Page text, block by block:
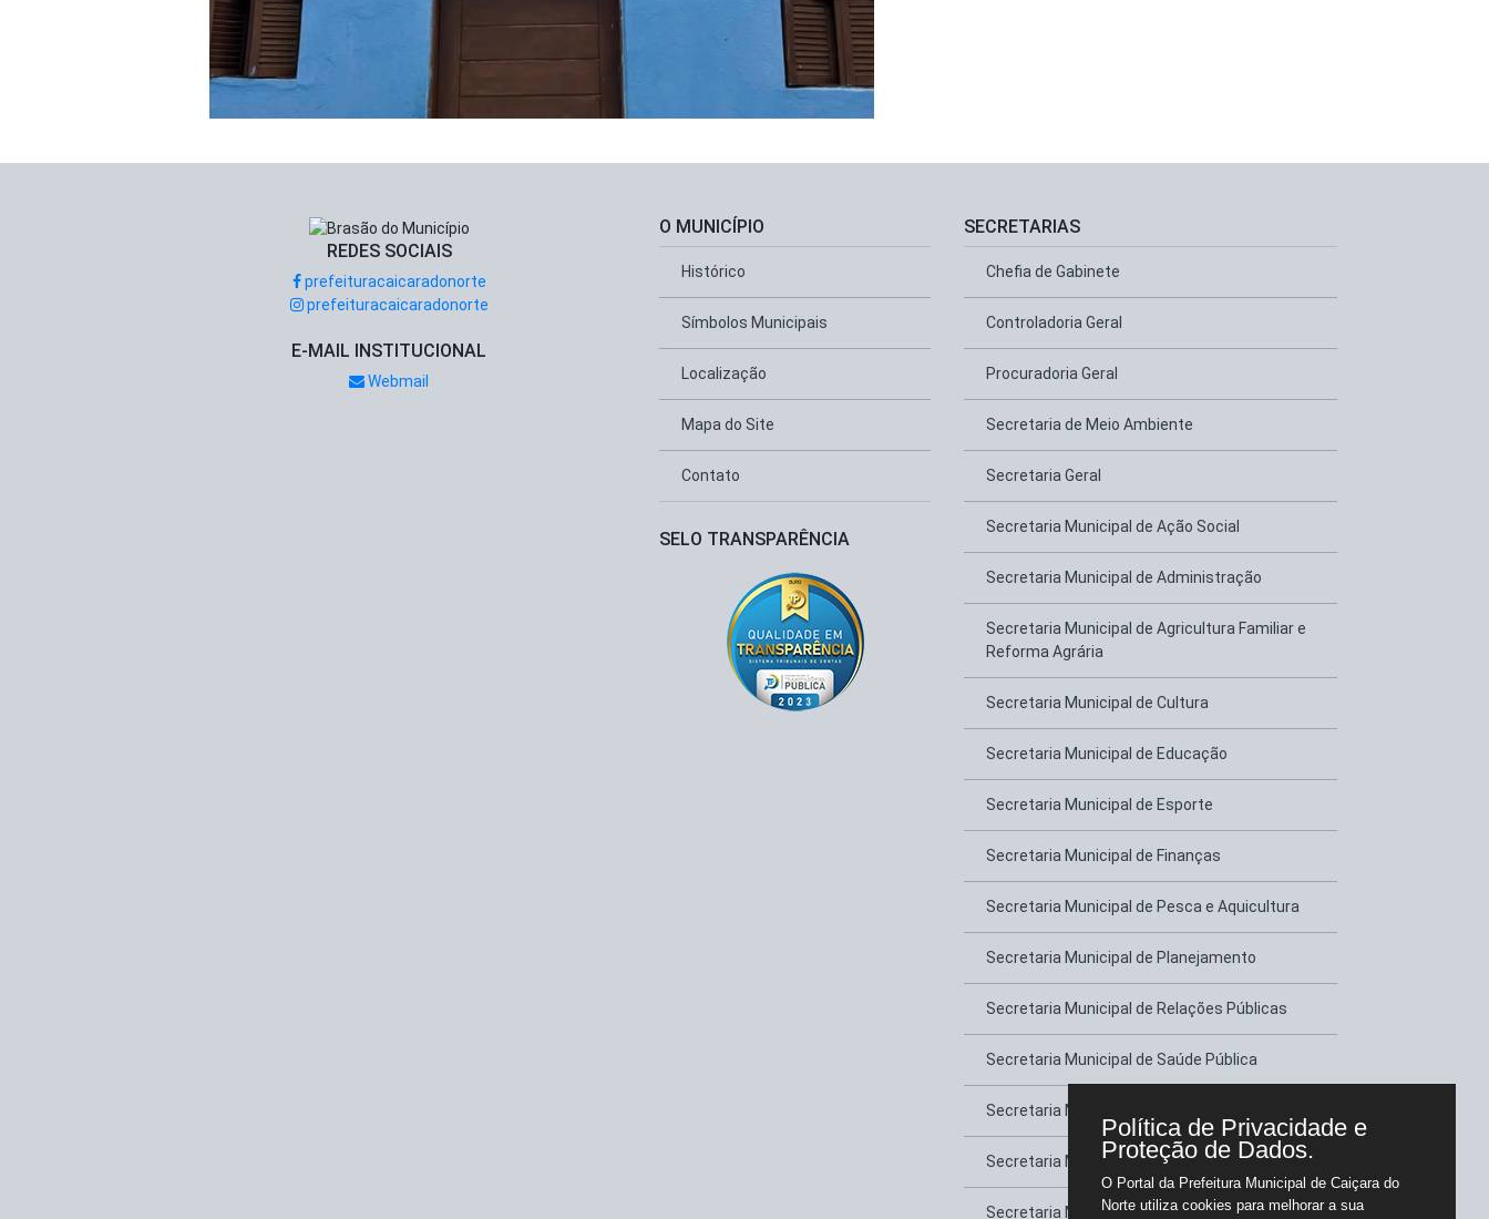
REDES SOCIAIS
prefeituracaicaradonorte
prefeituracaicaradonorte
E-MAIL INSTITUCIONAL
Webmail
O MUNICÍPIO
Histórico
Símbolos Municipais
Localização
Mapa do Site
Contato
SELO TRANSPARÊNCIA
SECRETARIAS
Chefia de Gabinete
Controladoria Geral
Procuradoria Geral
Secretaria de Meio Ambiente
Secretaria Geral
Secretaria Municipal de Ação Social
Secretaria Municipal de Administração
Secretaria Municipal de Agricultura Familiar e
Reforma Agrária
Secretaria Municipal de Cultura
Secretaria Municipal de Educação
Secretaria Municipal de Esporte
Secretaria Municipal de Finanças
Secretaria Municipal de Pesca e Aquicultura
Secretaria Municipal de Planejamento
Secretaria Municipal de Relações Públicas
Secretaria Municipal de Saúde Pública
Secretaria Municipal de Serviços Urbanos
Secretaria Municipal de Transportes
Secretaria Municipal de Tributação
Política de Privacidade e
Proteção de Dados.
O Portal da Prefeitura Municipal de Caiçara do
Norte utiliza cookies para melhorar a sua